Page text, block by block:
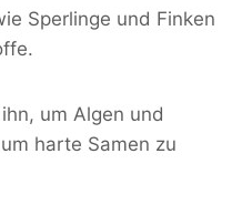
Sperlinge und Finken
um Algen und
harte Samen zu